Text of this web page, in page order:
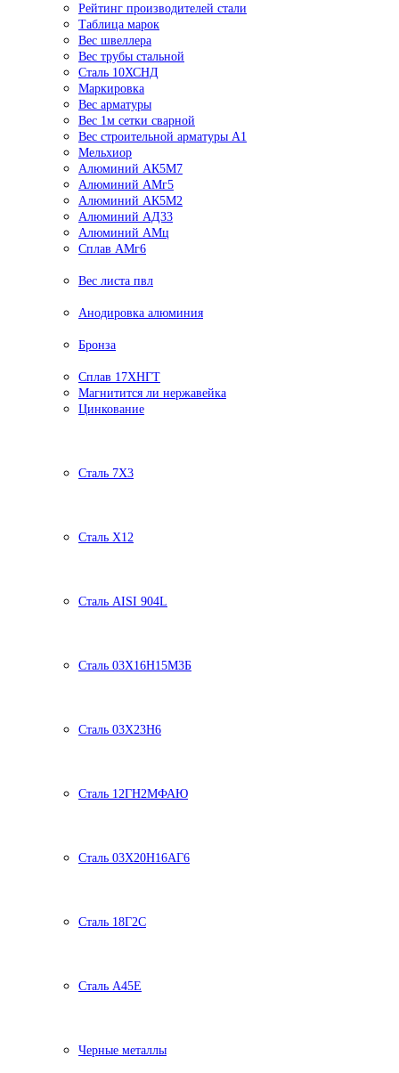
Рейтинг производителей стали
Таблица марок
Вес швеллера
Вес трубы стальной
Сталь 10ХСНД
Маркировка
Вес арматуры
Вес 1м сетки сварной
Вес строительной арматуры А1
Мельхиор
Алюминий АК5М7
Алюминий АМг5
Алюминий АК5М2
Алюминий АД33
Алюминий АМц
Сплав АМг6
Вес листа пвл
Анодировка алюминия
Бронза
Сплав 17ХНГТ
Магнитится ли нержавейка
Цинкование
Сталь 7Х3
Сталь Х12
Сталь AISI 904L
Сталь 03Х16Н15М3Б
Сталь 03Х23Н6
Сталь 12ГН2МФАЮ
Сталь 03Х20Н16АГ6
Сталь 18Г2С
Сталь А45Е
Черные металлы